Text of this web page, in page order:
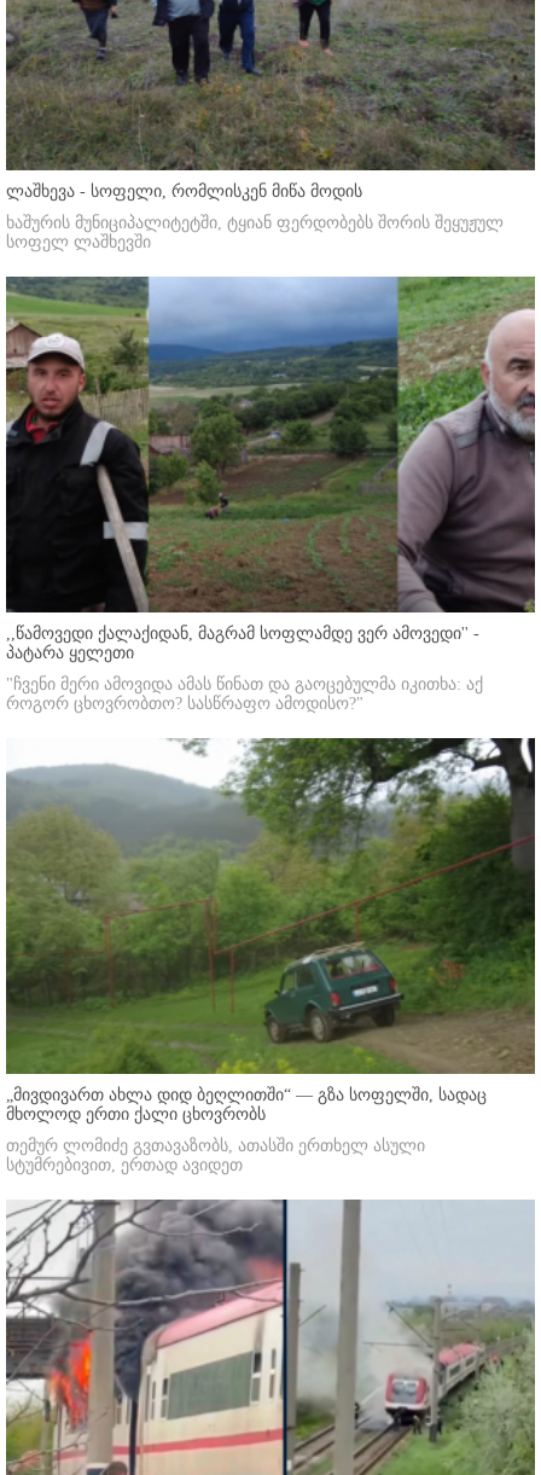
ლაშხევა - სოფელი, რომლისკენ მიწა მოდის
ხაშურის მუნიციპალიტეტში, ტყიან ფერდობებს შორის შეყუჟულ
სოფელ ლაშხევში
,,წამოვედი ქალაქიდან, მაგრამ სოფლამდე ვერ ამოვედი'' -
პატარა ყელეთი
"ჩვენი მერი ამოვიდა ამას წინათ და გაოცებულმა იკითხა: აქ
როგორ ცხოვრობთო? სასწრაფო ამოდისო?"
„მივდივართ ახლა დიდ ბეღლითში“ — გზა სოფელში, სადაც
მხოლოდ ერთი ქალი ცხოვრობს
თემურ ლომიძე გვთავაზობს, ათასში ერთხელ ასული
სტუმრებივით, ერთად ავიდეთ